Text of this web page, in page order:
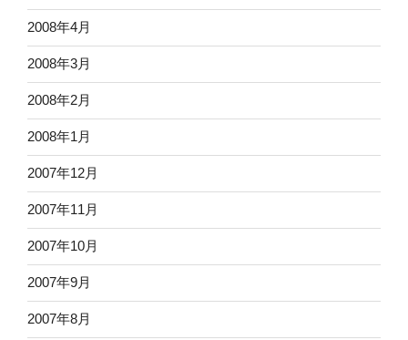
2008年4月
2008年3月
2008年2月
2008年1月
2007年12月
2007年11月
2007年10月
2007年9月
2007年8月